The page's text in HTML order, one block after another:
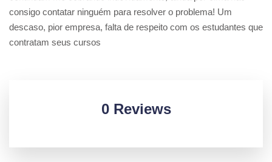
consigo contatar ninguém para resolver o problema! Um
descaso, pior empresa, falta de respeito com os estudantes que
contratam seus cursos
0 Reviews